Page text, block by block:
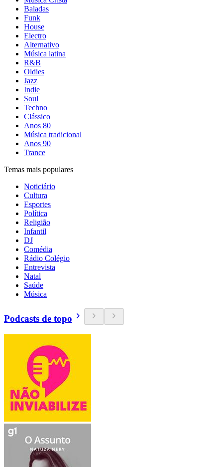
Baladas
Funk
House
Electro
Alternativo
Música latina
R&B
Oldies
Jazz
Indie
Soul
Techno
Clássico
Anos 80
Música tradicional
Anos 90
Trance
Temas mais populares
Noticiário
Cultura
Esportes
Política
Religião
Infantil
DJ
Comédia
Rádio Colégio
Entrevista
Natal
Saúde
Música
Podcasts de topo